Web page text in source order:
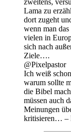
Lama zu
dort zugeht
wenn man
vielen in
sich nach
Ziele….
@Pixelpastor
Ich weiß
warum sollte
die Bibel
müssen auch
Meinungen
kritisieren… –